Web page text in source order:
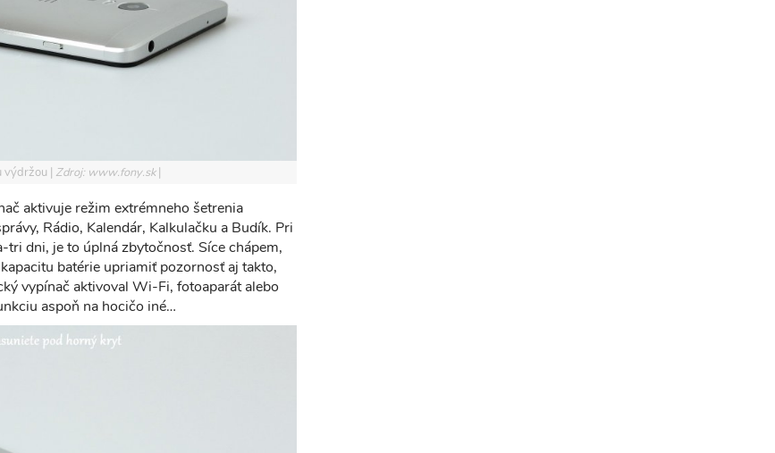
výdržou Zdroj: www.fony.sk
aktivuje režim extrémneho šetrenia
Rádio, Kalendár, Kalkulačku a Budík. Pri
dni, je to úplná zbytočnosť. Síce chápem,
batérie upriamiť pozornosť aj takto,
vypínač aktivoval Wi-Fi, fotoaparát alebo
aspoň na hocičo iné…